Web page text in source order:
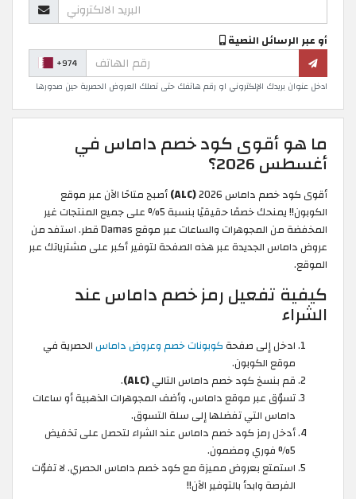
أو عبر الرسائل النصية
+974
ادخل عنوان بريدك الإلكتروني او رقم هاتفك حتى تصلك العروض الحصرية حين صدورها
ما هو أقوى كود خصم داماس في
أغسطس 2026؟
أقوى كود خصم داماس 2026 (ALC)
أصبح متاحًا الآن عبر موقع
الكوبون!! يمنحك خصمًا حقيقيًا بنسبة 5% على جميع المنتجات غير
المخفضة من المجوهرات والساعات عبر موقع Damas قطر. استفد من
عروض داماس الجديدة عبر هذه الصفحة لتوفير أكبر على مشترياتك عبر
الموقع.
كيفية تفعيل رمز خصم داماس عند
الشراء
ادخل إلى صفحة كوبونات خصم وعروض داماسالحصرية في
موقع الكوبون.
قم بنسخ كود خصم داماس التالي(ALC)
.
تسوّق عبر موقع داماس، وأضف المجوهرات الذهبية أو ساعات
داماس التي تفضلها إلى سلة التسوق.
أدخل رمز كود خصم داماس عند الشراء لتحصل على تخفيض
5% فوري ومضمون.
استمتع بعروض مميزة مع كود خصم داماس الحصري. لا تفوّت
الفرصة وابدأ بالتوفير الآن!!